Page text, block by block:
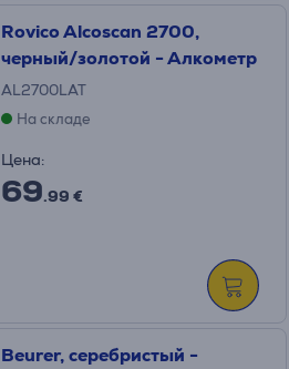
Rovico Alcoscan 2700,
черный/золотой - Алкометр
AL2700LAT
На складе
Цена:
69.99 €
Beurer, серебристый -